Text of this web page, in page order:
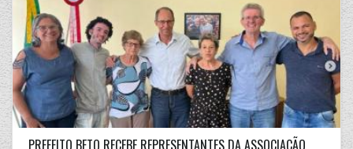
PREFEITO BETO RECEBE REPRESENTANTES DA ASSOCIAÇÃO